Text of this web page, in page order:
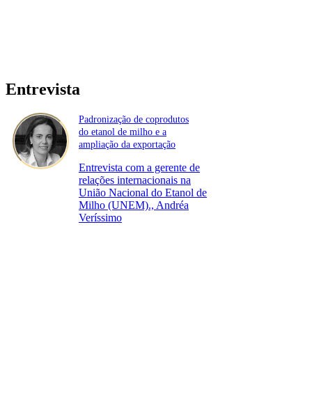
Entrevista
Padronização de coprodutos
do etanol de milho e a
ampliação da exportação
Entrevista com a gerente de
relações internacionais na
União Nacional do Etanol de
Milho (UNEM)., Andréa
Veríssimo